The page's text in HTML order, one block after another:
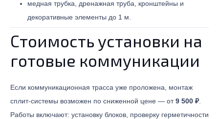
медная трубка, дренажная труба, кронштейны и
декоративные элементы до 1 м.
Стоимость установки на
готовые коммуникации
Если коммуникационная трасса уже проложена, монтаж
сплит-системы возможен по сниженной цене — от9 500 ₽.
Работы включают: установку блоков, проверку герметичности